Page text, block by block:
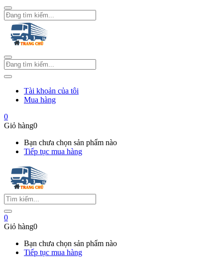
Tài khoản của tôi
Mua hàng
0
Giỏ hàng0
Bạn chưa chọn sản phẩm nào
Tiếp tục mua hàng
0
Giỏ hàng0
Bạn chưa chọn sản phẩm nào
Tiếp tục mua hàng